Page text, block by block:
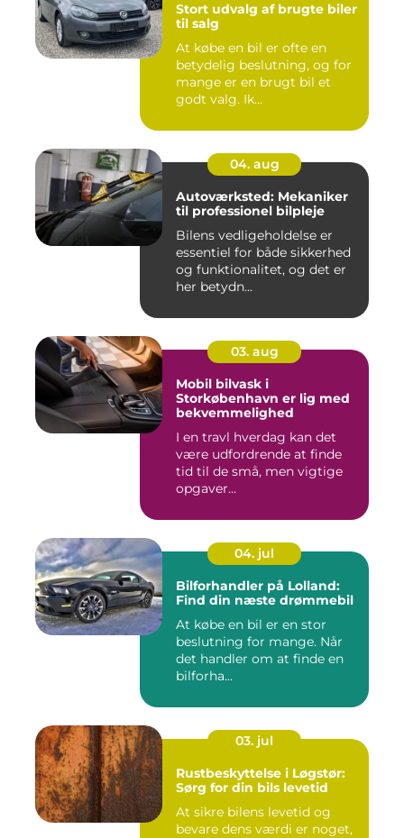
Stort udvalg af brugte biler
til salg
At købe en bil er ofte en
betydelig beslutning, og for
mange er en brugt bil et
godt valg. Ik...
04. aug
Autoværksted: Mekaniker
til professionel bilpleje
Bilens vedligeholdelse er
essentiel for både sikkerhed
og funktionalitet, og det er
her betydn...
03. aug
Mobil bilvask i
Storkøbenhavn er lig med
bekvemmelighed
I en travl hverdag kan det
være udfordrende at finde
tid til de små, men vigtige
opgaver...
04. jul
Bilforhandler på Lolland:
Find din næste drømmebil
At købe en bil er en stor
beslutning for mange. Når
det handler om at finde en
bilforha...
03. jul
Rustbeskyttelse i Løgstør:
Sørg for din bils levetid
At sikre bilens levetid og
bevare dens værdi er noget,